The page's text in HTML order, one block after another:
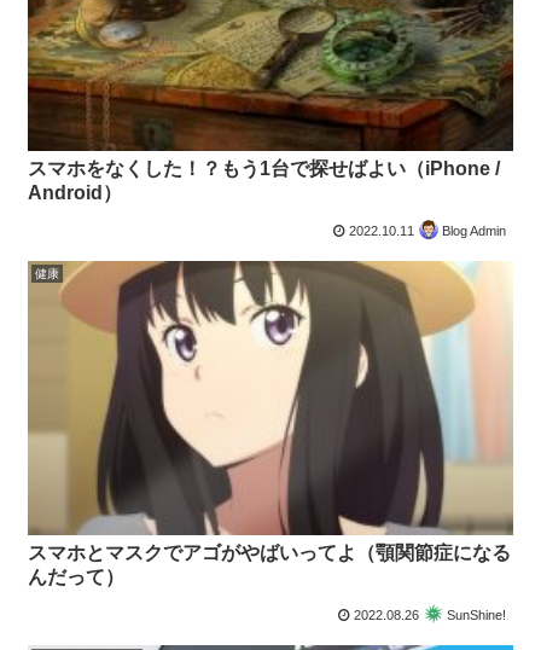
スマホをなくした！？もう1台で探せばよい（iPhone /
Android）
2022.10.11 Blog Admin
健康
スマホとマスクでアゴがやばいってよ（顎関節症になる
んだって）
2022.08.26 SunShine!